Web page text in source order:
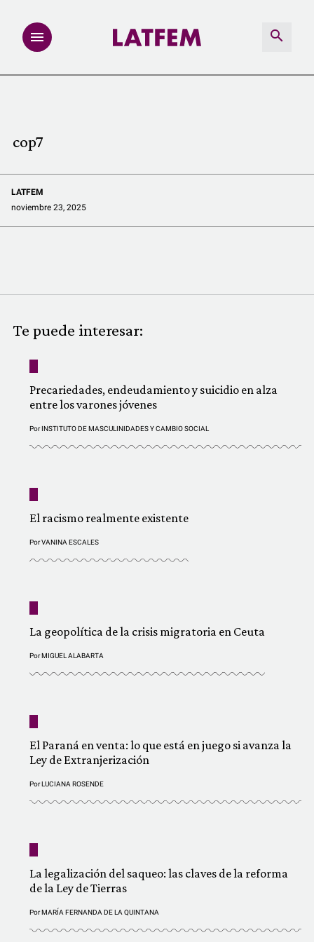
REDACCIÓN ABIERTA
QUIÉNES SOMOS
cop7
LATFEM
noviembre 23, 2025
Te puede interesar:
Precariedades, endeudamiento y suicidio en alza
entre los varones jóvenes
PorINSTITUTO DE MASCULINIDADES Y CAMBIO SOCIAL
El racismo realmente existente
PorVANINA ESCALES
La geopolítica de la crisis migratoria en Ceuta
PorMIGUEL ALABARTA
El Paraná en venta: lo que está en juego si avanza la
Ley de Extranjerización
PorLUCIANA ROSENDE
La legalización del saqueo: las claves de la reforma
de la Ley de Tierras
PorMARÍA FERNANDA DE LA QUINTANA